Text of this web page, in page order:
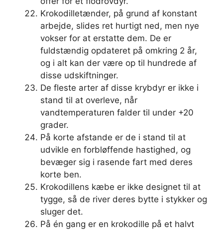
Krokodilletænder, på grund af konstant
arbejde, slides ret hurtigt ned, men nye
vokser for at erstatte dem. De er
fuldstændig opdateret på omkring 2 år,
og i alt kan der være op til hundrede af
disse udskiftninger.
De fleste arter af disse krybdyr er ikke i
stand til at overleve, når
vandtemperaturen falder til under +20
grader.
På korte afstande er de i stand til at
udvikle en forbløffende hastighed, og
bevæger sig i rasende fart med deres
korte ben.
Krokodillens kæbe er ikke designet til at
tygge, så de river deres bytte i stykker og
sluger det.
På én gang er en krokodille på et halvt